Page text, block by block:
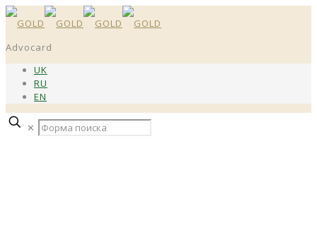
Advocard
UK
RU
EN
✕